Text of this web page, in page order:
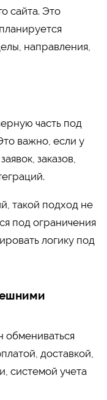
сайта. Это
направления,
часть под
важно, если у
заказов,
такой подход не
под ограничения
логику под
обмениваться
доставкой,
системой учета